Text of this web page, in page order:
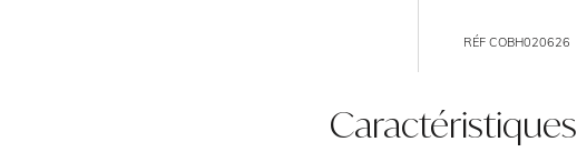
RÉF COBH020626
Caractéristiques